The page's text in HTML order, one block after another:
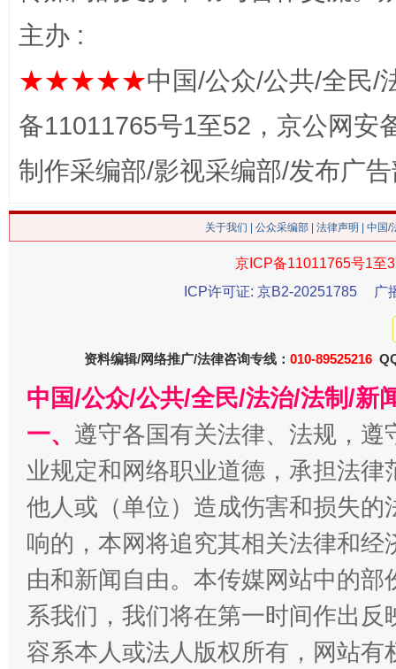
生
揭批美国五大"原罪" "
解纷+调解+退费，一次搞定
主办 :
★★★★★中国/公众/公共/全民/
备11011765号1至52，京公网安
制作采编部/影视采编部/发布广
关于我们 公众采编部 法律声明 | 中国
京ICP备11011765号1至
ICP许可证: 京B2-20251785
广
资料编辑/网络推广/法律咨询专线： 010-89525216
中国/公众/公共/全民/法治/法制/新
一、 遵守各国有关法律、法规，
业规定和网络职业道德，承担法
他人或（单位）造成伤害和损失
响的，本网将追究其相关法律和
由和新闻自由。本传媒网站中的
系我们，我们将在第一时间作出
容系本人或法人版权所有，网站